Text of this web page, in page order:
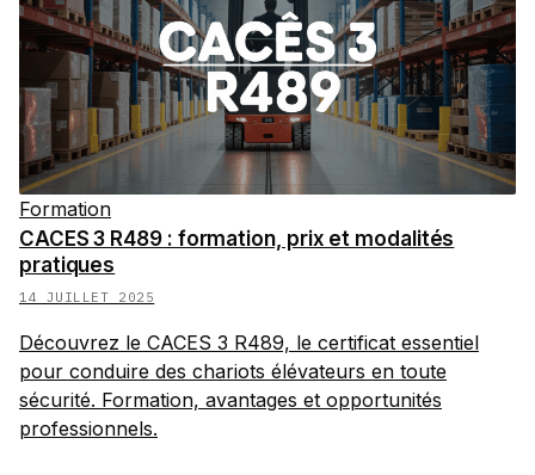
Formation
CACES 3 R489 : formation, prix et modalités
pratiques
14 JUILLET 2025
Découvrez le CACES 3 R489, le certificat essentiel
pour conduire des chariots élévateurs en toute
sécurité. Formation, avantages et opportunités
professionnels.